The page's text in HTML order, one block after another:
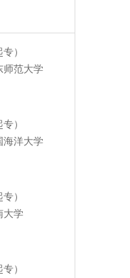
）
范大学
）
洋大学
）
学
）